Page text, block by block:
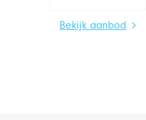
Bekijk aanbod